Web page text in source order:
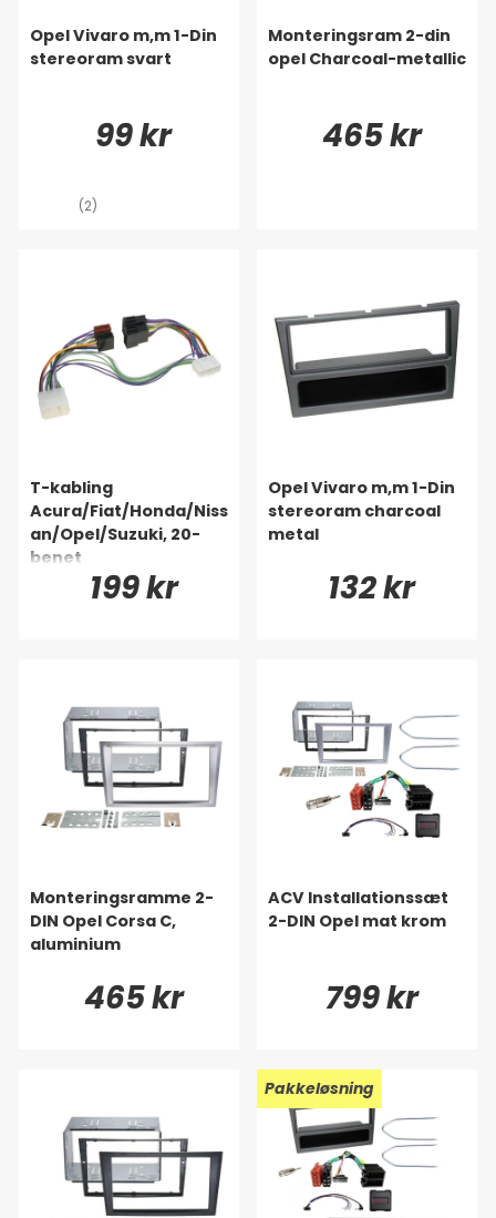
Opel Vivaro m,m 1-Din
stereoram svart
99 kr
(2)
Monteringsram 2-din
opel Charcoal-metallic
465 kr
T-kabling
Acura/Fiat/Honda/Niss
an/Opel/Suzuki, 20-
benet
199 kr
Opel Vivaro m,m 1-Din
stereoram charcoal
metal
132 kr
Monteringsramme 2-
DIN Opel Corsa C,
aluminium
465 kr
ACV Installationssæt
2-DIN Opel mat krom
799 kr
Pakkeløsning